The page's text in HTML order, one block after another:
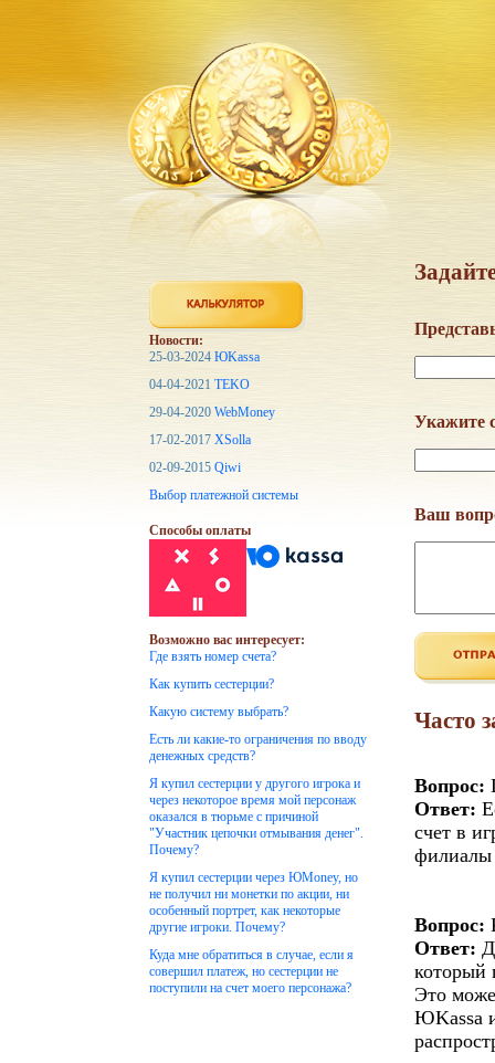
Укажите
Ваш
Часто
Вопрос:
Ответ:
счет в
филиалы
Вопрос:
Ответ:
который
Это
ЮKassa
Новости:
25-03-2024 ЮKassa
04-04-2021 TEKO
29-04-2020 WebMoney
17-02-2017 XSolla
02-09-2015 Qiwi
Выбор платежной системы
Способы оплаты
Возможно вас интересует:
Где взять номер счета?
Как купить сестерции?
Какую систему выбрать?
Есть ли какие-то ограничения по вводу
денежных средств?
Я купил сестерции у другого игрока и
через некоторое время мой персонаж
оказался в тюрьме с причиной
"Участник цепочки отмывания денег".
Почему?
Я купил сестерции через ЮMoney, но
не получил ни монетки по акции, ни
особенный портрет, как некоторые
другие игроки. Почему?
Куда мне обратиться в случае, если я
совершил платеж, но сестерции не
поступили на счет моего персонажа?